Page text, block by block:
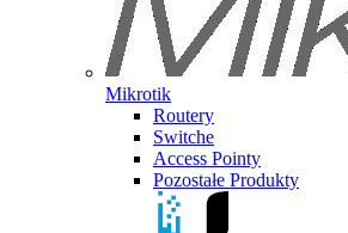
Mikrotik
Routery
Switche
Access Pointy
Pozostałe Produkty